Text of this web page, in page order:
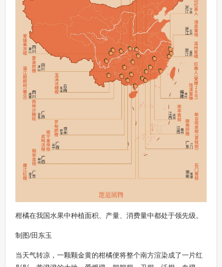
柑橘在我国水果中种植面积、产量、消费量中都处于领先级。
制图/田东玉
当天气转凉，一颗颗金黄的柑橘便将整个南方渲染成了一片红